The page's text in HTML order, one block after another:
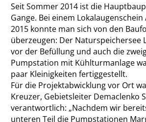
Seit Sommer 2014 ist die
Gange. Bei ­einem
2015 konnte man sich von den
überzeugen: Der Naturspeichersee
vor der Befüllung und auch die
Pumpstation mit Kühlturmanlage
paar Kleinigkeiten fertiggestellt.
Für die Projektabwicklung vor Ort
Kreuzer, Gebietsleiter Demaclenko
verantwortlich: „Nachdem wir
unteren Teil die Pumpstationen